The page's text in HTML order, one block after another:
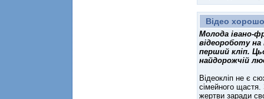
Відео
Молода івано-
відеороботу
перший кліп.
найдорожчій
Відеокліп не є
сімейного щастя.
жертви заради